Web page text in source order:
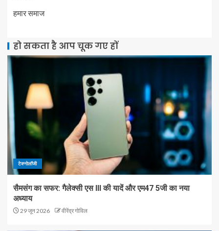
हमार समाज
हो सकता है आप चूक गए हों
टेक्नोलॉजी
सैमसंग का सफर: गैलेक्सी एस III की यादें और एम47 5जी का नया
अध्याय
29 जून 2026 वीरेंद्र गोविल